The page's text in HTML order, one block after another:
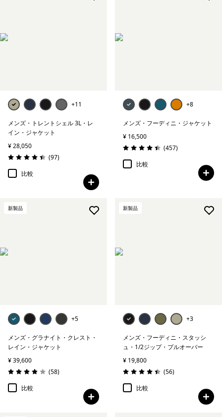
絞り込み
素材
絞り込み
フィット
絞り込み
保温指標
+11
メンズ・トレントシェル 3L・レ
イン・ジャケット
¥ 28,050
評価: 4.4 / 5
(97レビュー
)
比較
+8
メンズ・フーディニ・ジャケット
¥ 16,500
評価: 4.5 / 5
(457レビュー
)
比較
新製品
+5
メンズ・グラナイト・クレスト・
レイン・ジャケット
¥ 39,600
評価: 3.9 / 5
(58レビュー
)
比較
新製品
+3
メンズ・フーディニ・スタッシ
ュ・1/2ジップ・プルオーバー
¥ 19,800
評価: 4.4 / 5
(56レビュー
)
比較